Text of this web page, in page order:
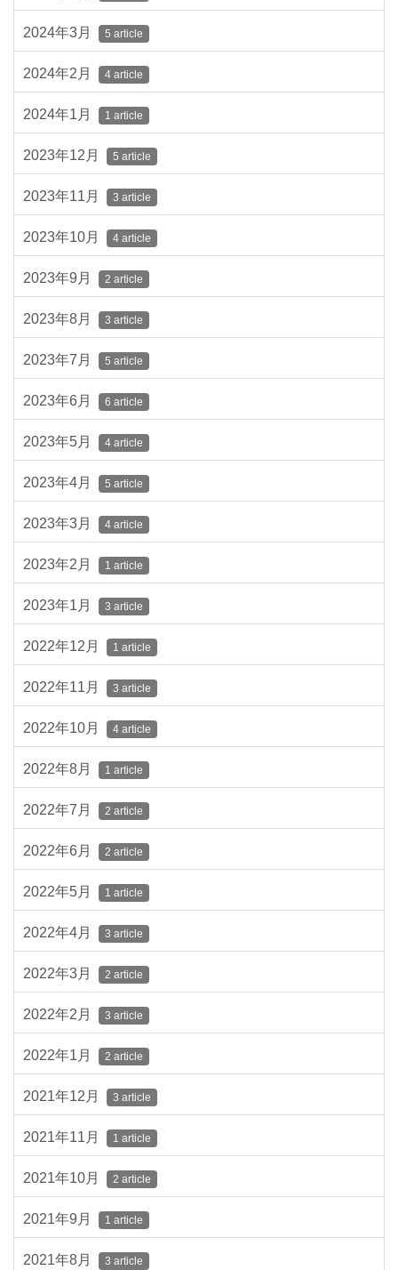
2024年3月 5 article
2024年2月 4 article
2024年1月 1 article
2023年12月 5 article
2023年11月 3 article
2023年10月 4 article
2023年9月 2 article
2023年8月 3 article
2023年7月 5 article
2023年6月 6 article
2023年5月 4 article
2023年4月 5 article
2023年3月 4 article
2023年2月 1 article
2023年1月 3 article
2022年12月 1 article
2022年11月 3 article
2022年10月 4 article
2022年8月 1 article
2022年7月 2 article
2022年6月 2 article
2022年5月 1 article
2022年4月 3 article
2022年3月 2 article
2022年2月 3 article
2022年1月 2 article
2021年12月 3 article
2021年11月 1 article
2021年10月 2 article
2021年9月 1 article
2021年8月 3 article